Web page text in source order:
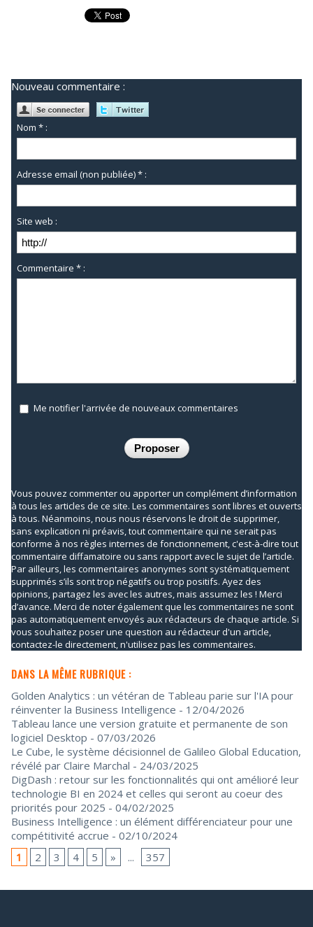
Nouveau commentaire :
Nom * :
Adresse email (non publiée) * :
Site web :
Commentaire * :
Me notifier l'arrivée de nouveaux commentaires
Vous pouvez commenter ou apporter un complément d’information
à tous les articles de ce site. Les commentaires sont libres et ouverts
à tous. Néanmoins, nous nous réservons le droit de supprimer,
sans explication ni préavis, tout commentaire qui ne serait pas
conforme à nos règles internes de fonctionnement, c'est-à-dire tout
commentaire diffamatoire ou sans rapport avec le sujet de l’article.
Par ailleurs, les commentaires anonymes sont systématiquement
supprimés s’ils sont trop négatifs ou trop positifs. Ayez des
opinions, partagez les avec les autres, mais assumez les ! Merci
d’avance. Merci de noter également que les commentaires ne sont
pas automatiquement envoyés aux rédacteurs de chaque article. Si
vous souhaitez poser une question au rédacteur d'un article,
contactez-le directement, n'utilisez pas les commentaires.
DANS LA MÊME RUBRIQUE :
Golden Analytics : un vétéran de Tableau parie sur l'IA pour
réinventer la Business Intelligence - 12/04/2026
Tableau lance une version gratuite et permanente de son
logiciel Desktop - 07/03/2026
Le Cube, le système décisionnel de Galileo Global Education,
révélé par Claire Marchal - 24/03/2025
DigDash : retour sur les fonctionnalités qui ont amélioré leur
technologie BI en 2024 et celles qui seront au coeur des
priorités pour 2025 - 04/02/2025
Business Intelligence : un élément différenciateur pour une
compétitivité accrue - 02/10/2024
1
2 3 4 5 » ... 357